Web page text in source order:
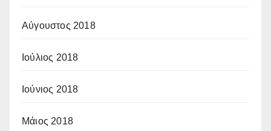
Αύγουστος 2018
Ιούλιος 2018
Ιούνιος 2018
Μάιος 2018